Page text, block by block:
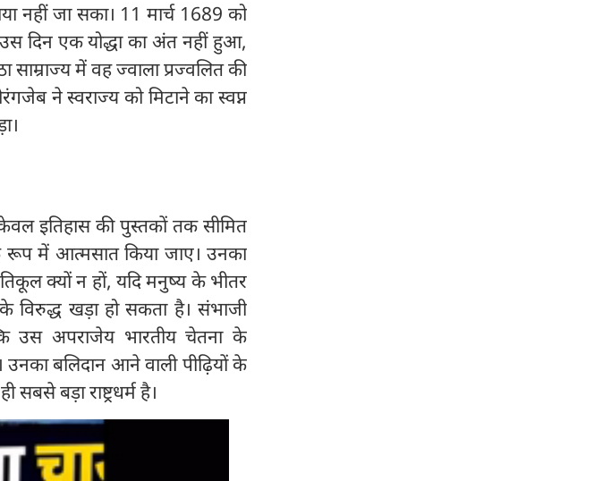
नहीं जा सका। 11 मार्च 1689 को
दिन एक योद्धा का अंत नहीं हुआ,
में वह ज्वाला प्रज्वलित की
ने स्वराज्य को मिटाने का स्वप्न
इतिहास की पुस्तकों तक सीमित
रूप में आत्मसात किया जाए। उनका
क्यों न हों, यदि मनुष्य के भीतर
विरुद्ध खड़ा हो सकता है। संभाजी
उस अपराजेय भारतीय चेतना के
उनका बलिदान आने वाली पीढ़ियों के
सबसे बड़ा राष्ट्रधर्म है।